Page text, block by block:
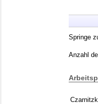
Springe
Anzahl